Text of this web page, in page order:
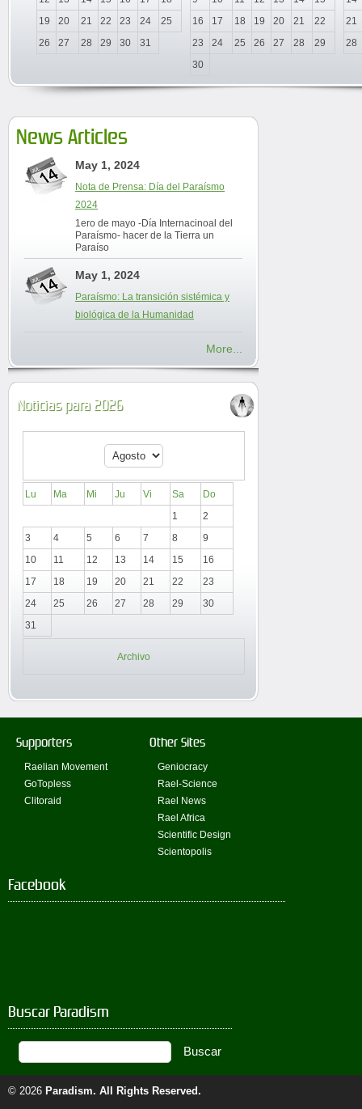
19
20 21 22 23 24
25
26
27 28 29 30 31
16
17 18 19 20 21
22
23
24 25 26 27 28
29
30
21
28
News Articles
May 1, 2024
Nota de Prensa: Día del Paraísmo
2024
1ero de mayo -Día Internacinoal del
Paraísmo- hacer de la Tierra un
Paraíso
May 1, 2024
Paraísmo: La transición sistémica y
biológica de la Humanidad
More...
Noticias para 2026
Lu Ma Mi Ju Vi Sa
Do
1
2
3
4 5 6 7 8
9
10
11 12 13 14 15
16
17
18 19 20 21 22
23
24
25 26 27 28 29
30
31
Archivo
Supporters
Raelian Movement
GoTopless
Clitoraid
Other Sites
Geniocracy
Rael-Science
Rael News
Rael Africa
Scientific Design
Scientopolis
Facebook
Buscar Paradism
© 2026 Paradism. All Rights Reserved.